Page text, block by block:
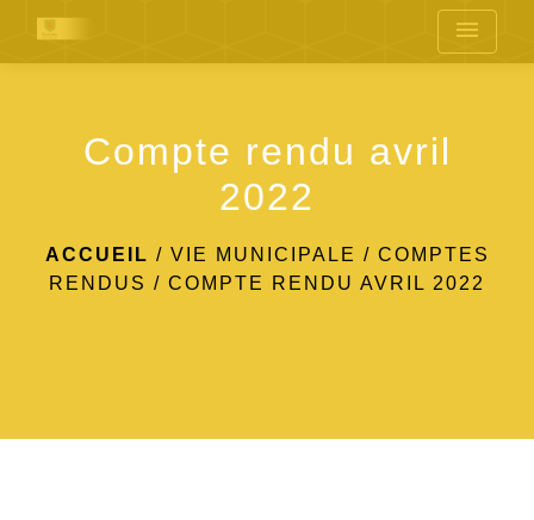
menu
Compte rendu avril
2022
ACCUEIL / VIE MUNICIPALE / COMPTES
RENDUS / COMPTE RENDU AVRIL 2022